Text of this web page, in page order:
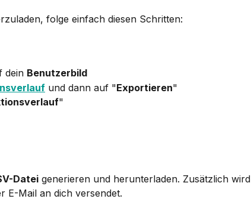
folge einfach diesen Schritten:
dein Benutzerbild
und dann auf "Exportieren"
"
Datei generieren und herunterladen. Zusätzlich wird
E-Mail an dich versendet.